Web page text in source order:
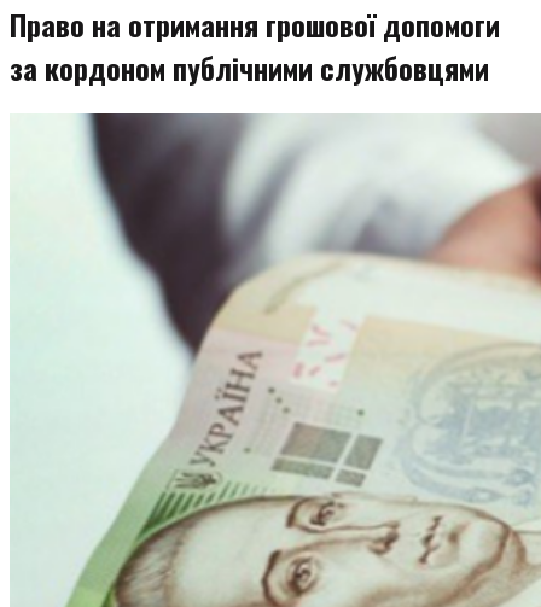
Право на отримання грошової допомоги
за кордоном публічними службовцями